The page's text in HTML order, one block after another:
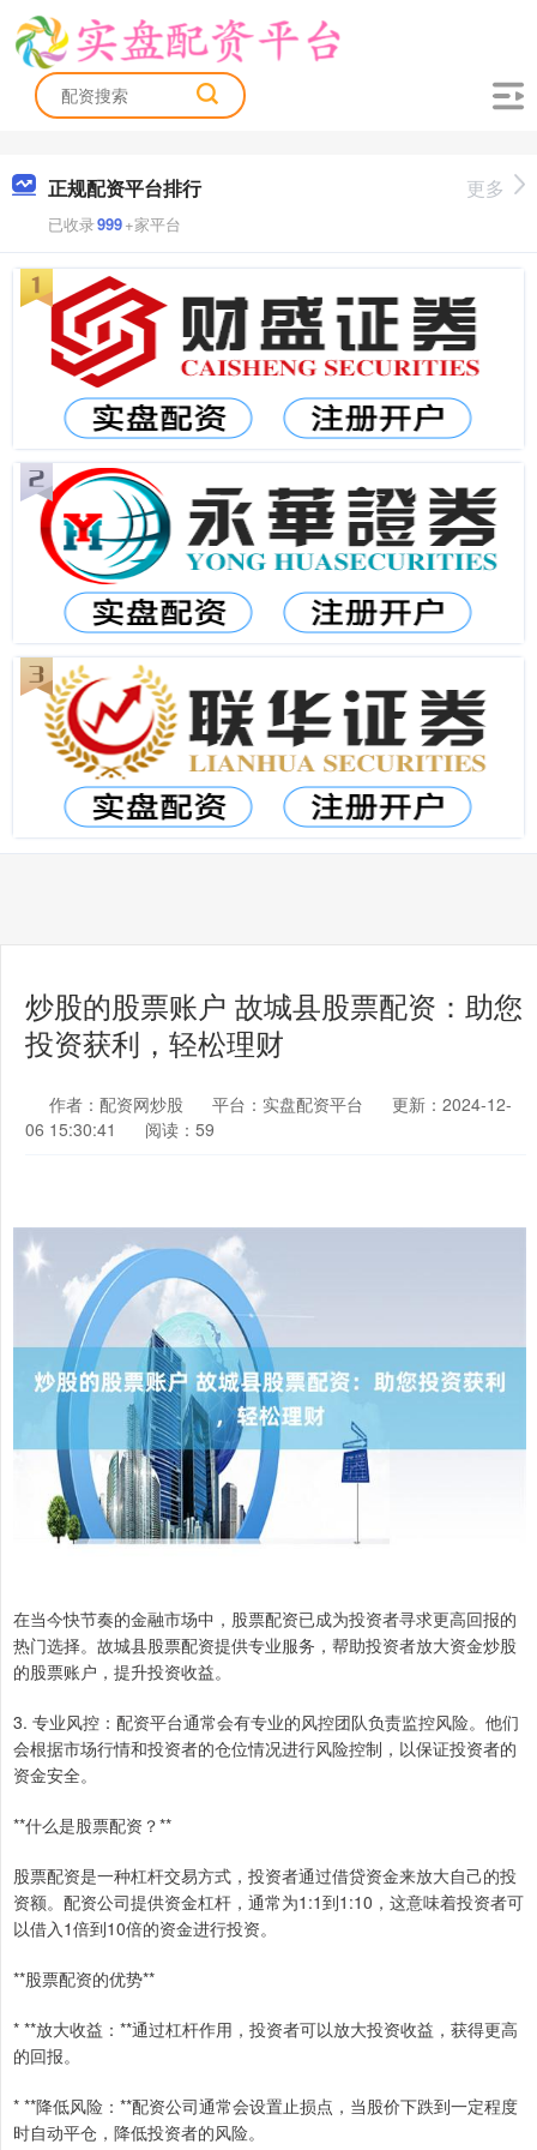
正规配资平台排行
已收录999+家平台
更多
炒股的股票账户 故城县股票配资：助您
投资获利，轻松理财
作者：配资网炒股 平台：实盘配资平台
更新：2024-12-
06 15:30:41
阅读：59
在当今快节奏的金融市场中，股票配资已成为投资者寻求更高回报的
热门选择。故城县股票配资提供专业服务，帮助投资者放大资金炒股
的股票账户，提升投资收益。
3. 专业风控：配资平台通常会有专业的风控团队负责监控风险。他们
会根据市场行情和投资者的仓位情况进行风险控制，以保证投资者的
资金安全。
**什么是股票配资？**
股票配资是一种杠杆交易方式，投资者通过借贷资金来放大自己的投
资额。配资公司提供资金杠杆，通常为1:1到1:10，这意味着投资者可
以借入1倍到10倍的资金进行投资。
**股票配资的优势**
* **放大收益：**通过杠杆作用，投资者可以放大投资收益，获得更高
的回报。
* **降低风险：**配资公司通常会设置止损点，当股价下跌到一定程度
时自动平仓，降低投资者的风险。